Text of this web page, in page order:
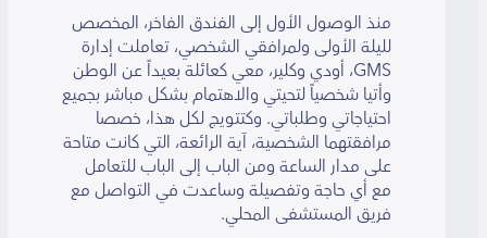
منذ الوصول الأول إلى الفندق الفاخر، المخصص
لليلة الأولى ولمرافقي الشخصي، تعاملت إدارة
GMS، أودي وكلير، معي كعائلة بعيداً عن الوطن
وأتيا شخصياً لتحيتي والاهتمام بشكل مباشر بجميع
احتياجاتي وطلباتي. وكتتويج لكل هذا، خصصا
مرافقتهما الشخصية، آية الرائعة، التي كانت متاحة
على مدار الساعة ومن الباب إلى الباب للتعامل
مع أي حاجة وتفصيلة وساعدت في التواصل مع
فريق المستشفى المحلي.